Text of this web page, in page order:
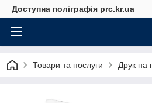
Доступна поліграфія prc.kr.ua
Товари та послуги Друк на